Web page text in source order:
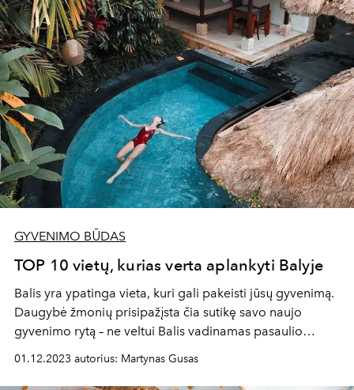
lengviau negu gimtoje Italijoje.
GYVENIMO BŪDAS
TOP 10 vietų, kurias verta aplankyti Balyje
Balis yra ypatinga vieta, kuri gali pakeisti jūsų gyvenimą.
Daugybė žmonių prisipažįsta čia sutikę savo naujo
gyvenimo rytą – ne veltui Balis vadinamas pasaulio
Aja, išskirtinių kelionių agentūros „Boutique Travel“
01.12.2023 autorius: Martynas Gusas